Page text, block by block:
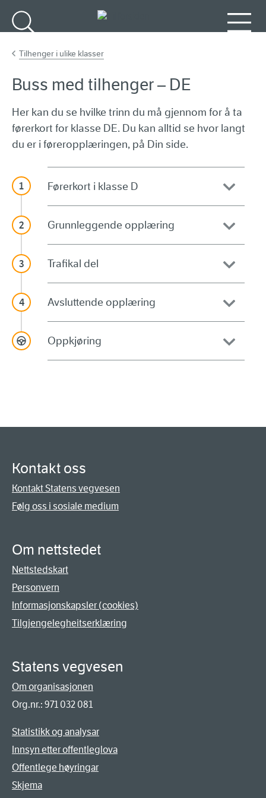
Tilhenger i ulike klasser
Buss med tilhenger – DE
Her kan du se hvilke trinn du må gjennom for å ta
førerkort for klasse DE. Du kan alltid se hvor langt
du er i føreropplæringen, på Din side.
Førerkort i klasse D
Grunnleggende opplæring
Trafikal del
Avsluttende opplæring
Oppkjøring
Kontakt oss
Kontakt Statens vegvesen
Følg oss i sosiale medium
Om nettstedet
Nettstedskart
Personvern
Informasjonskapsler (cookies)
Tilgjengelegheitserklæring
Statens vegvesen
Om organisasjonen
Org.nr.: 971 032 081
Statistikk og analysar
Innsyn etter offentleglova
Offentlege høyringar
Skjema